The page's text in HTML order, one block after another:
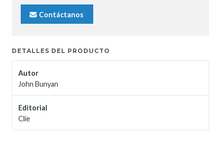
Contáctanos
DETALLES DEL PRODUCTO
Autor
John Bunyan
Editorial
Clie